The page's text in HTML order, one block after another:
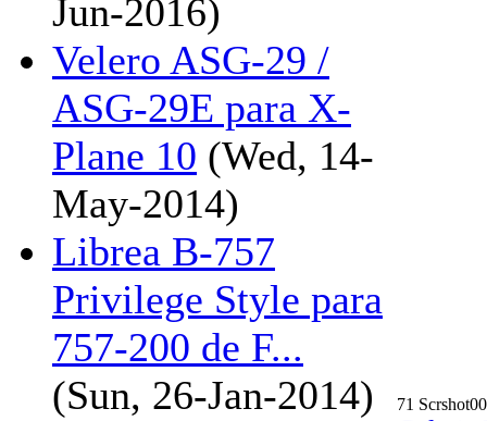
Jun-2016)
Velero ASG-29 /
ASG-29E para X-
Plane 10 (Wed, 14-
May-2014)
Librea B-757
Privilege Style para
757-200 de F...
(Sun, 26-Jan-2014)
71